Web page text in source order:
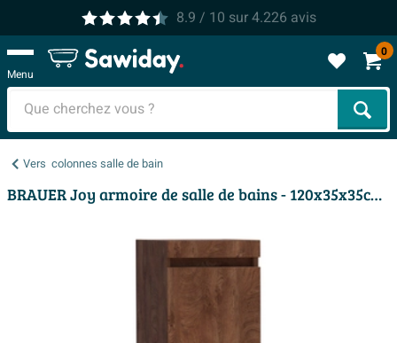
8.9 / 10 sur4.226 avis
Menu
0
Vers colonnes salle de bain
BRAUER Joy armoire de salle de bains - 120x35x35cm - 1 porte - sans poignée - ouverture à gauche - Forest Cacao